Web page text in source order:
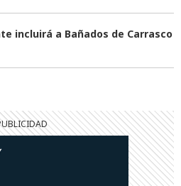
incluirá a Bañados de Carrasco